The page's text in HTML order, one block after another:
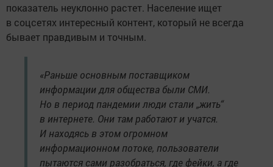
показатель неуклонно растет. Население ищет
в соцсетях интересный контент, который не всегда
бывает правдивым и точным.
«Раньше основным поставщиком
информации для общества были СМИ.
Но в период пандемии люди стали „жить“
в интернете. Они там работают и учатся.
И находясь в этом огромном
информационном потоке, пользователи
пытаются сами разобраться, где фейки, а где